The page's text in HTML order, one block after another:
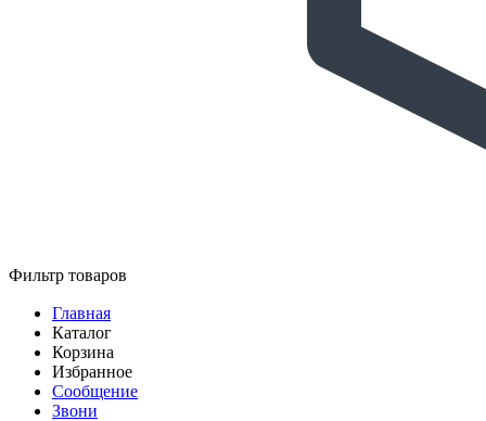
Фильтр товаров
Главная
Каталог
Корзина
Избранное
Сообщение
Звони